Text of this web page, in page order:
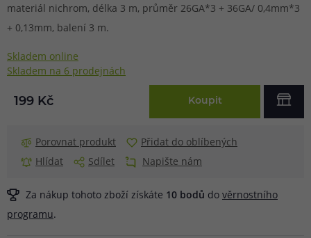
materiál nichrom, délka 3 m, průměr 26GA*3 + 36GA/ 0,4mm*3
+ 0,13mm, balení 3 m.
Skladem online
Skladem na 6 prodejnách
199 Kč Koupit
Porovnat produkt
Přidat do oblíbených
Hlídat
Sdílet Napište nám
Za nákup tohoto zboží získáte 10 bodů do věrnostního
programu.